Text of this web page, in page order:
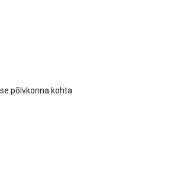
põlvkonna kohta